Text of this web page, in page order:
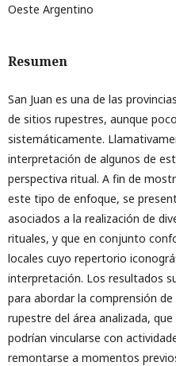
Oeste Argentino
Resumen
San Juan es una de las
de sitios rupestres, aunque
sistemáticamente.
interpretación de algunos de
perspectiva ritual. A fin de
este tipo de enfoque, se
asociados a la realización de
rituales, y que en conjunto
locales cuyo repertorio
interpretación. Los resultados
para abordar la comprensión
rupestre del área analizada,
podrían vincularse con
remontarse a momentos